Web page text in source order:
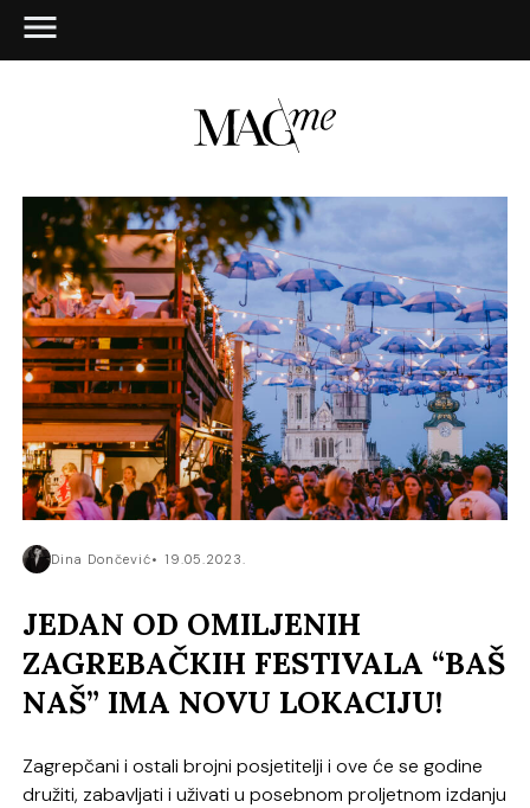
Dina Dončević 19.05.2023.
JEDAN OD OMILJENIH
ZAGREBAČKIH FESTIVALA “BAŠ
NAŠ” IMA NOVU LOKACIJU!
Zagrepčani i ostali brojni posjetitelji i ove će se godine
družiti, zabavljati i uživati u posebnom proljetnom izdanju